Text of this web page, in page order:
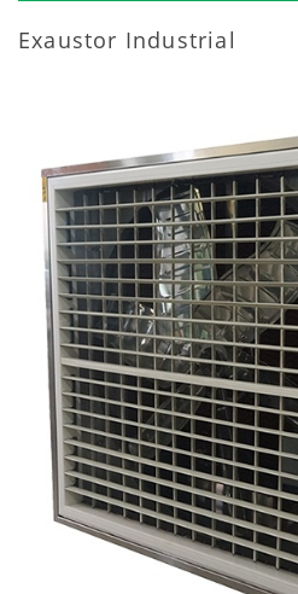
Exaustor Industrial